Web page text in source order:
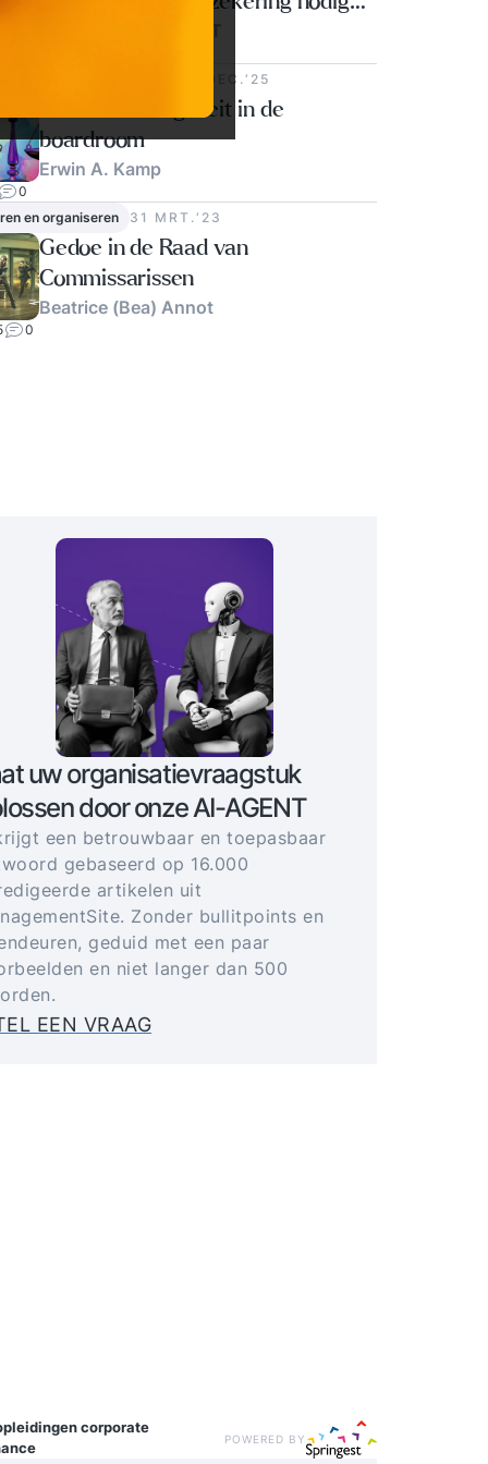
9 DEC.‘25
Ethiek en integriteit in de
boardroom
Erwin A. Kamp
0
en organiseren
31 MRT.‘23
Gedoe in de Raad van
Commissarissen
Beatrice (Bea) Annot
0
uw organisatievraagstuk
door onze AI-AGENT
een betrouwbaar en toepasbaar
gebaseerd op 16.000
artikelen uit
Zonder bullitpoints en
geduid met een paar
en niet langer dan 500
EEN VRAAG
corporate
POWERED BY